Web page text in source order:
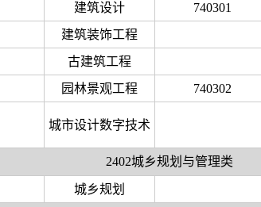
建筑设计 740301
建筑装饰工程
古建筑工程
园林景观工程 740302
城市设计数字技术
2402城乡规划与管理类
城乡规划